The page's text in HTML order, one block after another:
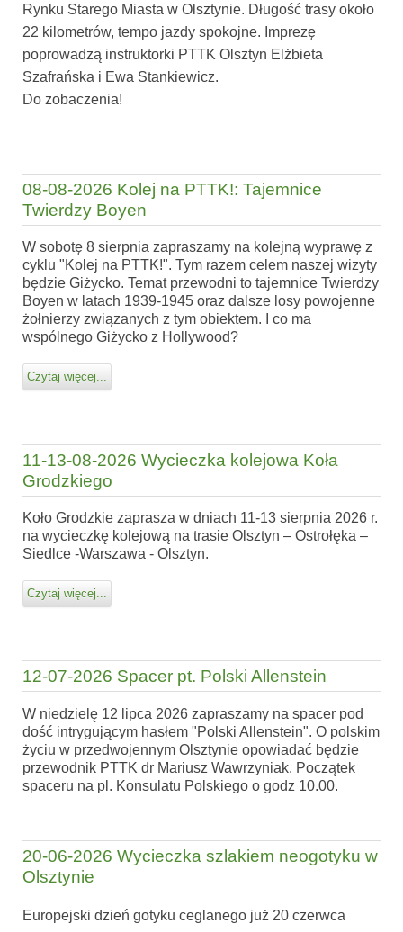
Rynku Starego Miasta w Olsztynie. Długość trasy około
22 kilometrów, tempo jazdy spokojne. Imprezę
poprowadzą instruktorki PTTK Olsztyn Elżbieta
Szafrańska i Ewa Stankiewicz.
Do zobaczenia!
08-08-2026 Kolej na PTTK!: Tajemnice
Twierdzy Boyen
W sobotę 8 sierpnia zapraszamy na kolejną wyprawę z
cyklu "Kolej na PTTK!". Tym razem celem naszej wizyty
będzie Giżycko. Temat przewodni to tajemnice Twierdzy
Boyen w latach 1939-1945 oraz dalsze losy powojenne
żołnierzy związanych z tym obiektem. I co ma
wspólnego Giżycko z Hollywood?
Czytaj więcej...
11-13-08-2026 Wycieczka kolejowa Koła
Grodzkiego
Koło Grodzkie zaprasza w dniach 11-13 sierpnia 2026 r.
na wycieczkę kolejową na trasie Olsztyn – Ostrołęka –
Siedlce -Warszawa - Olsztyn.
Czytaj więcej...
12-07-2026 Spacer pt. Polski Allenstein
W niedzielę 12 lipca 2026 zapraszamy na spacer pod
dość intrygującym hasłem "Polski Allenstein". O polskim
życiu w przedwojennym Olsztynie opowiadać będzie
przewodnik PTTK dr Mariusz Wawrzyniak. Początek
spaceru na pl. Konsulatu Polskiego o godz 10.00.
20-06-2026 Wycieczka szlakiem neogotyku w
Olsztynie
Europejski dzień gotyku ceglanego już 20 czerwca